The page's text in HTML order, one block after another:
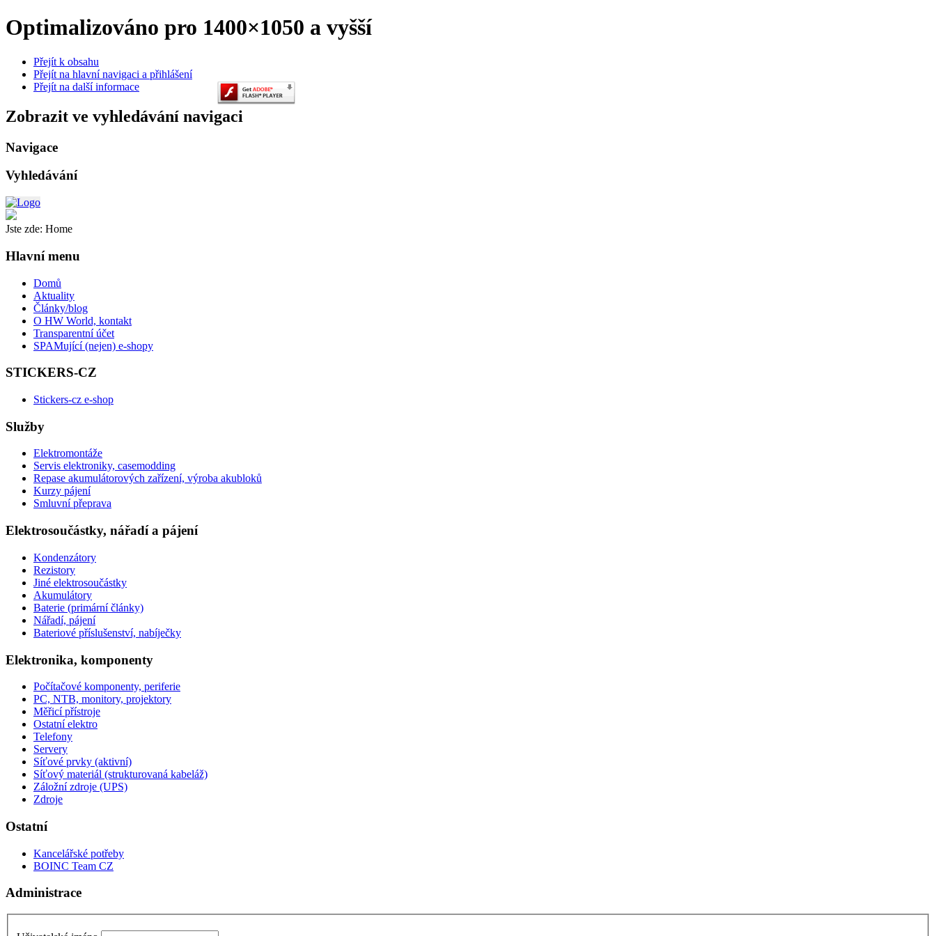
Optimalizováno pro 1400×1050 a vyšší
Přejít k obsahu
Přejít na hlavní navigaci a přihlášení
Přejít na další informace
Zobrazit ve vyhledávání navigaci
Navigace
Vyhledávání
Jste zde: Home
Hlavní menu
Domů
Aktuality
Články/blog
O HW World, kontakt
Transparentní účet
SPAMující (nejen) e-shopy
STICKERS-CZ
Stickers-cz e-shop
Služby
Elektromontáže
Servis elektroniky, casemodding
Repase akumulátorových zařízení, výroba akubloků
Kurzy pájení
Smluvní přeprava
Elektrosoučástky, nářadí a pájení
Kondenzátory
Rezistory
Jiné elektrosoučástky
Akumulátory
Baterie (primární články)
Nářadí, pájení
Bateriové příslušenství, nabíječky
Elektronika, komponenty
Počítačové komponenty, periferie
PC, NTB, monitory, projektory
Měřicí přístroje
Ostatní elektro
Telefony
Servery
Síťové prvky (aktivní)
Síťový materiál (strukturovaná kabeláž)
Záložní zdroje (UPS)
Zdroje
Ostatní
Kancelářské potřeby
BOINC Team CZ
Administrace